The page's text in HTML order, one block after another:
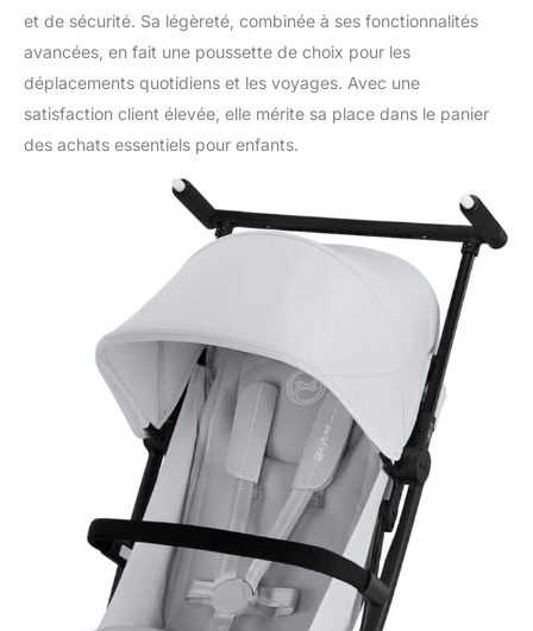
et de sécurité. Sa légèreté, combinée à ses fonctionnalités
avancées, en fait une poussette de choix pour les
déplacements quotidiens et les voyages. Avec une
satisfaction client élevée, elle mérite sa place dans le panier
des achats essentiels pour enfants.